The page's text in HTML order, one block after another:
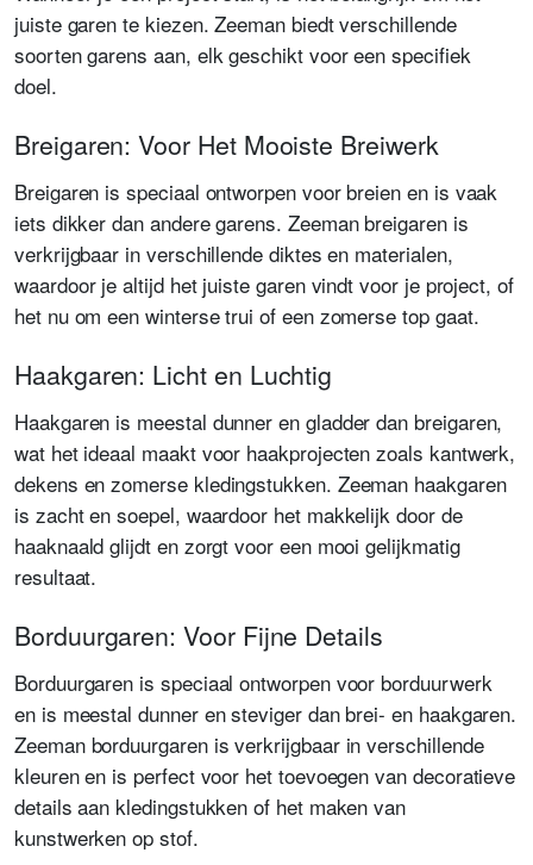
juiste garen te kiezen. Zeeman biedt verschillende
soorten garens aan, elk geschikt voor een specifiek
doel.
Breigaren: Voor Het Mooiste Breiwerk
Breigaren is speciaal ontworpen voor breien en is vaak
iets dikker dan andere garens. Zeeman breigaren is
verkrijgbaar in verschillende diktes en materialen,
waardoor je altijd het juiste garen vindt voor je project, of
het nu om een winterse trui of een zomerse top gaat.
Haakgaren: Licht en Luchtig
Haakgaren is meestal dunner en gladder dan breigaren,
wat het ideaal maakt voor haakprojecten zoals kantwerk,
dekens en zomerse kledingstukken. Zeeman haakgaren
is zacht en soepel, waardoor het makkelijk door de
haaknaald glijdt en zorgt voor een mooi gelijkmatig
resultaat.
Borduurgaren: Voor Fijne Details
Borduurgaren is speciaal ontworpen voor borduurwerk
en is meestal dunner en steviger dan brei- en haakgaren.
Zeeman borduurgaren is verkrijgbaar in verschillende
kleuren en is perfect voor het toevoegen van decoratieve
details aan kledingstukken of het maken van
kunstwerken op stof.